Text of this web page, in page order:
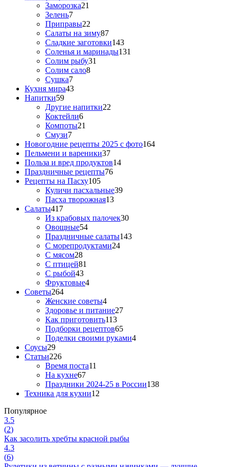
Заморозка21
Зелень7
Приправы22
Салаты на зиму87
Сладкие заготовки143
Соленья и маринады131
Солим рыбу31
Солим сало8
Сушка7
Кухня мира43
Напитки59
Другие напитки22
Коктейли6
Компоты21
Смузи7
Новогодние рецепты 2025 с фото164
Пельмени и вареники37
Польза и вред продуктов14
Праздничные рецепты76
Рецепты на Пасху105
Куличи пасхальные39
Пасха творожная13
Салаты417
Из крабовых палочек30
Овощные54
Праздничные салаты143
С морепродуктами24
С мясом28
С птицей81
С рыбой43
Фруктовые4
Советы264
Женские советы4
Здоровье и питание27
Как приготовить113
Подборки рецептов65
Поделки своими руками4
Соусы29
Статьи226
Время поста11
На кухне67
Праздники 2024-25 в России138
Техника для кухни12
Популярное
3.5
(2)
Как засолить хребты красной рыбы
4.3
(6)